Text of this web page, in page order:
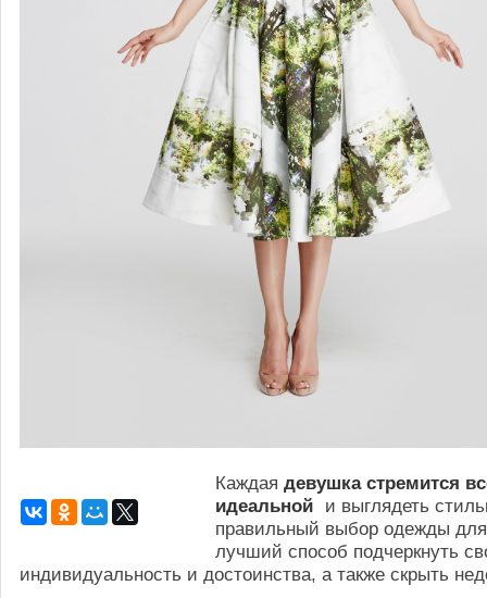
Каждая девушка стремится
идеальной и выглядеть
правильный выбор одежды
лучший способ подчеркнуть
индивидуальность и достоинства, а также скрыть